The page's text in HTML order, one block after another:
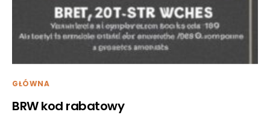
GŁÓWNA
BRW kod rabatowy